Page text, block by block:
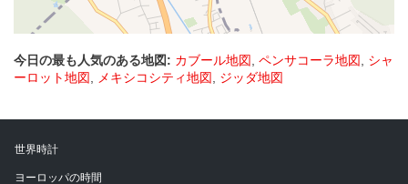
今日の最も人気のある地図: カブール地図, ペンサコーラ地図, シャ
ーロット地図, メキシコシティ地図, ジッダ地図
世界時計
ヨーロッパの時間